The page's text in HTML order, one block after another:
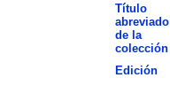
Título
abreviado
de la
colección
Edición